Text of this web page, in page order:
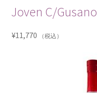
Joven C/Gusano
¥11,770 （税込）